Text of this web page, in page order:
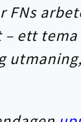
FNs
– ett